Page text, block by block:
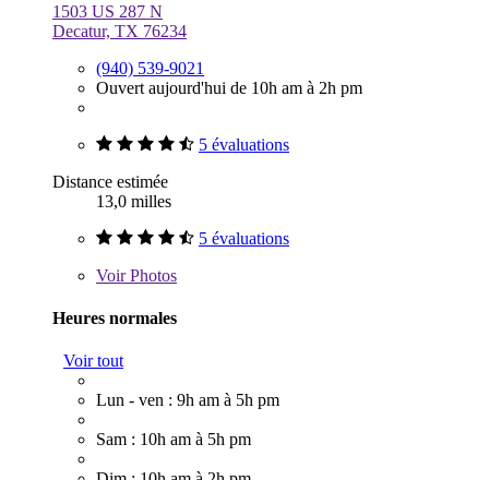
1503 US 287 N
Decatur, TX 76234
(940) 539-9021
Ouvert aujourd'hui de 10h am à 2h pm
5 évaluations
Distance estimée
13,0 milles
5 évaluations
VoirPhotos
Heures normales
Voir tout
Lun - ven : 9h am à 5h pm
Sam : 10h am à 5h pm